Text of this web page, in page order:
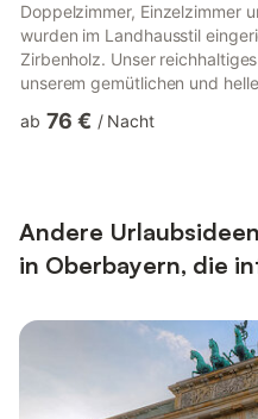
Doppelzimmer, Einzelzimmer
wurden im Landhausstil
Zirbenholz. Unser
unserem gemütlichen und
dann gibt´s bereits ab 7.15
Wössner Bach zeigt ...
ab 76 € / Nacht
Andere
in Oberbayern, die